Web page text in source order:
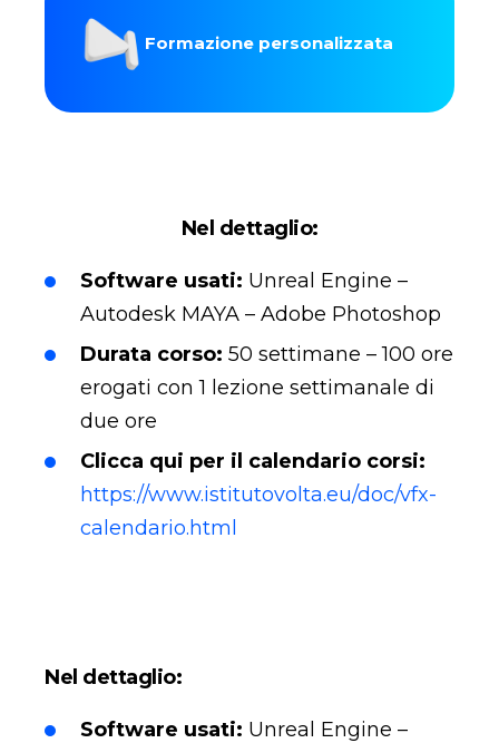
Formazione personalizzata
Nel dettaglio:
Software usati: Unreal Engine –
Autodesk MAYA – Adobe Photoshop
Durata corso: 50 settimane – 100 ore
erogati con 1 lezione settimanale di
due ore
Clicca qui per il calendario corsi:
https://www.istitutovolta.eu/doc/vfx-
calendario.html
Nel dettaglio:
Software usati: Unreal Engine –